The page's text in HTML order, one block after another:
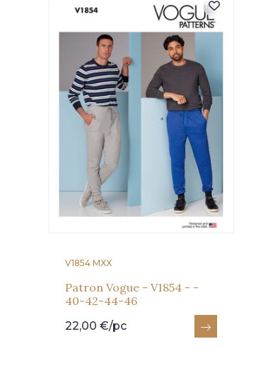
V1854 MXX
Patron Vogue - V1854 - -
40-42-44-46
22,00 €/pc